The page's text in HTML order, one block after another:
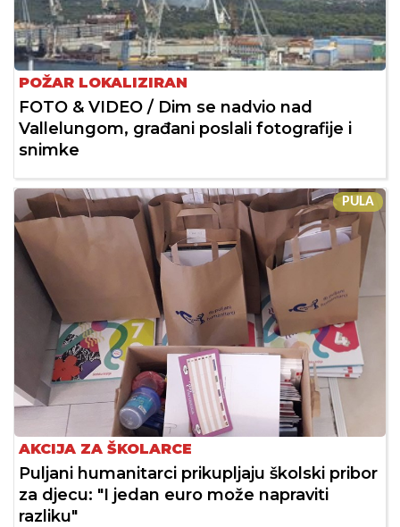
POŽAR LOKALIZIRAN
FOTO & VIDEO / Dim se nadvio nad
Vallelungom, građani poslali fotografije i
snimke
PULA
AKCIJA ZA ŠKOLARCE
Puljani humanitarci prikupljaju školski pribor
za djecu: "I jedan euro može napraviti
razliku"